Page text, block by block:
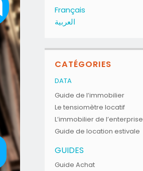
Français
العربية
CATÉGORIES
DATA
Guide de l’immobilier
Le tensiomètre locatif
L’immobilier de l’enterprise
Guide de location estivale
GUIDES
Guide Achat